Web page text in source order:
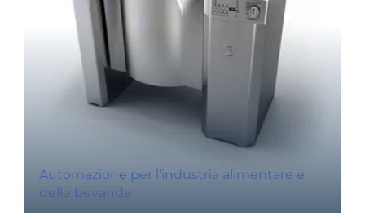
Automazione per l’industria alimentare e
delle bevande